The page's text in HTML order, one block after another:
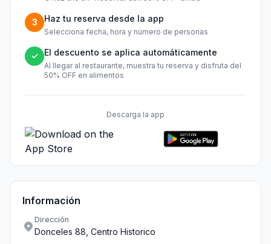
3 Haz tu reserva desde la app
Selecciona fecha, hora y número de personas
✓ El descuento se aplica automáticamente
Al llegar al restaurante, muestra tu reserva y disfruta del
50% OFF en alimentos
Descarga la app
Información
Dirección
Donceles 88, Centro Historico